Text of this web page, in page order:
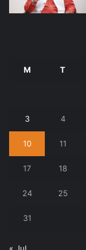
M T
3 4
10 11
17 18
24 25
31